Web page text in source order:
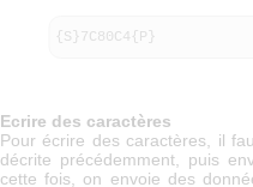
{S}7C80C4{P}
Ecrire des caractères
Pour écrire des caractères, il
décrite précédemment, puis
cette fois, on envoie des